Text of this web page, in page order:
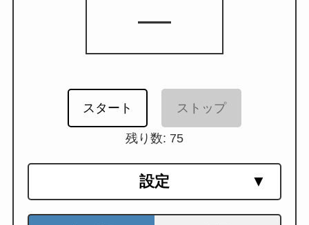
—
スタート ストップ
残り数: 75
設定